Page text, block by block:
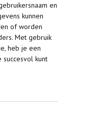
en
kunnen
of worden
Met gebruik
heb je een
kunt
(2FA)